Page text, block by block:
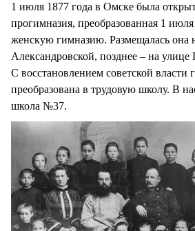
1 июля 1877 года в Омске была
прогимназия, преобразованная 1
женскую гимназию. Размещалась она
Александровской, позднее – на улице
С восстановлением советской власти
преобразована в трудовую школу. В
школа №37.